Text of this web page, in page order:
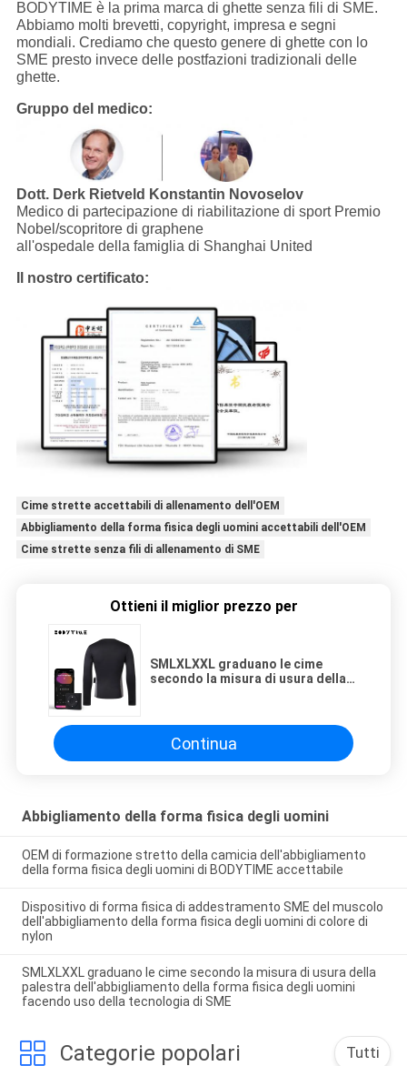
BODYTIME è la prima marca di ghette senza fili di SME.
Abbiamo molti brevetti, copyright, impresa e segni
mondiali. Crediamo che questo genere di ghette con lo
SME presto invece delle postfazioni tradizionali delle
ghette.
Gruppo del medico:
Dott. Derk Rietveld Konstantin Novoselov
Medico di partecipazione di riabilitazione di sport Premio
Nobel/scopritore di graphene
all'ospedale della famiglia di Shanghai United
Il nostro certificato:
Cime strette accettabili di allenamento dell'OEM
Abbigliamento della forma fisica degli uomini accettabili dell'OEM
Cime strette senza fili di allenamento di SME
Ottieni il miglior prezzo per
SMLXLXXL graduano le cime
secondo la misura di usura della
uso della tecnologia di SME
Continua
Abbigliamento della forma fisica degli uomini
OEM di formazione stretto della camicia dell'abbigliamento
della forma fisica degli uomini di BODYTIME accettabile
Dispositivo di forma fisica di addestramento SME del muscolo
dell'abbigliamento della forma fisica degli uomini di colore di
nylon
SMLXLXXL graduano le cime secondo la misura di usura della
palestra dell'abbigliamento della forma fisica degli uomini
facendo uso della tecnologia di SME
Categorie popolari Tutti